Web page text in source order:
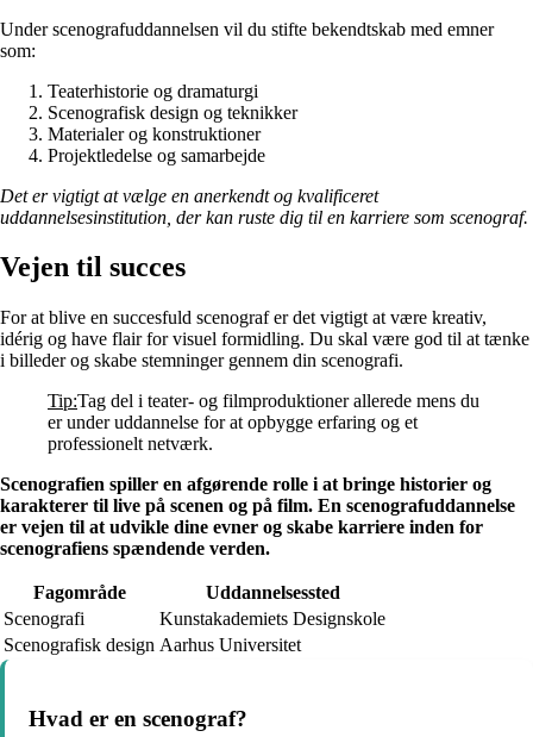
Under scenografuddannelsen vil du stifte bekendtskab med emner
som:
Teaterhistorie og dramaturgi
Scenografisk design og teknikker
Materialer og konstruktioner
Projektledelse og samarbejde
Det er vigtigt at vælge en anerkendt og kvalificeret
uddannelsesinstitution, der kan ruste dig til en karriere som scenograf.
Vejen til succes
For at blive en succesfuld scenograf er det vigtigt at være kreativ,
idérig og have flair for visuel formidling. Du skal være god til at tænke
i billeder og skabe stemninger gennem din scenografi.
Tip:Tag del i teater- og filmproduktioner allerede mens du
er under uddannelse for at opbygge erfaring og et
professionelt netværk.
Scenografien spiller en afgørende rolle i at bringe historier og
karakterer til live på scenen og på film. En scenografuddannelse
er vejen til at udvikle dine evner og skabe karriere inden for
scenografiens spændende verden.
Fagområde
Uddannelsessted
Scenografi
Kunstakademiets Designskole
Scenografisk design Aarhus Universitet
Hvad er en scenograf?